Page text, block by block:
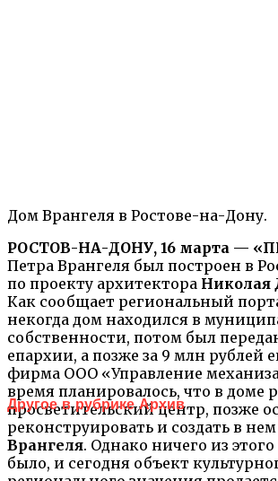
Дом Врангеля в Ростове-на-Дону.
РОСТОВ-НА-ДОНУ, 16 марта —
Петра Врангеля был построен в
по проекту архитектора Николая
Как сообщает региональный
некогда дом находился в
собственности, потом был
епархии, а позже за 9 млн рублей
фирма ООО «Управление
время планировалось, что в доме
просветительский центр, позже
реконструировать и создать в
Врангеля. Однако ничего из
было, и сегодня объект
Другое в рубрике Архив